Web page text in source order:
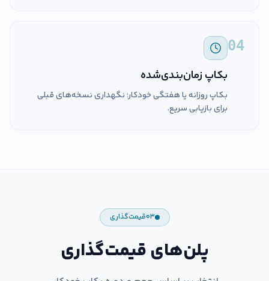
04
بکاپ زمان‌بندی‌شده
بکاپ روزانه یا هفتگی خودکار؛ نگهداری نسخه‌های قبلی
برای بازیابی سریع.
۰۳قیمت‌گذاری
پلن‌های قیمت‌گذاری